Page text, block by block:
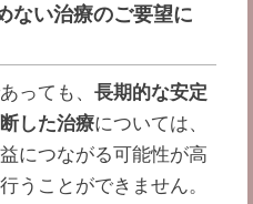
ない治療のご要望に
っても、長期的な安定
した治療については、
につながる可能性が高
うことができません。